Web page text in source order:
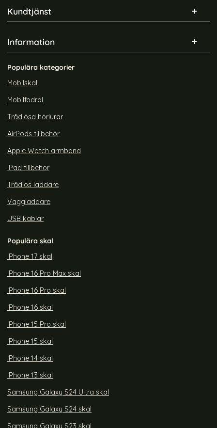
Sidfot Blandad info och länkar
Kundtjänst
Information
Populära kategorier
Mobilskal
Mobilfodral
Trådlösa hörlurar
AirPods tillbehör
Apple Watch armband
iPad tillbehör
Trådlös laddare
Väggladdare
USB kablar
Populära skal
iPhone 17 skal
iPhone 16 Pro Max skal
iPhone 16 Pro skal
iPhone 16 skal
iPhone 15 Pro skal
iPhone 15 skal
iPhone 14 skal
iPhone 13 skal
Samsung Galaxy S24 Ultra skal
Samsung Galaxy S24 skal
Samsung Galaxy S23 skal